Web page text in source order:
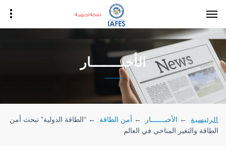
الأخبـــــــار
الرئيسية ← الأخبـــــــار ← أمن الطاقة ← “الطاقة الدولية” تبحث أمن
الطاقة والتغير المناخي في العالم